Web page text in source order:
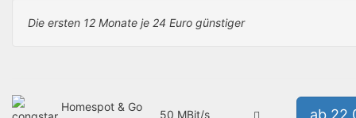
Die ersten 12 Monate je 24 Euro günstiger
Homespot & Go
50 MBit/s ab